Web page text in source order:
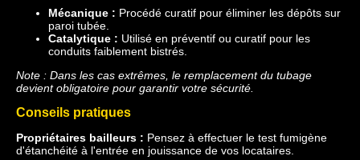
Mécanique : Procédé curatif pour éliminer les dépôts sur
paroi tubée.
Catalytique : Utilisé en préventif ou curatif pour les
conduits faiblement bistrés.
Note : Dans les cas extrêmes, le remplacement du tubage
devient obligatoire pour garantir votre sécurité.
Conseils pratiques
Propriétaires bailleurs : Pensez à effectuer le test fumigène
d'étanchéité à l'entrée en jouissance de vos locataires.